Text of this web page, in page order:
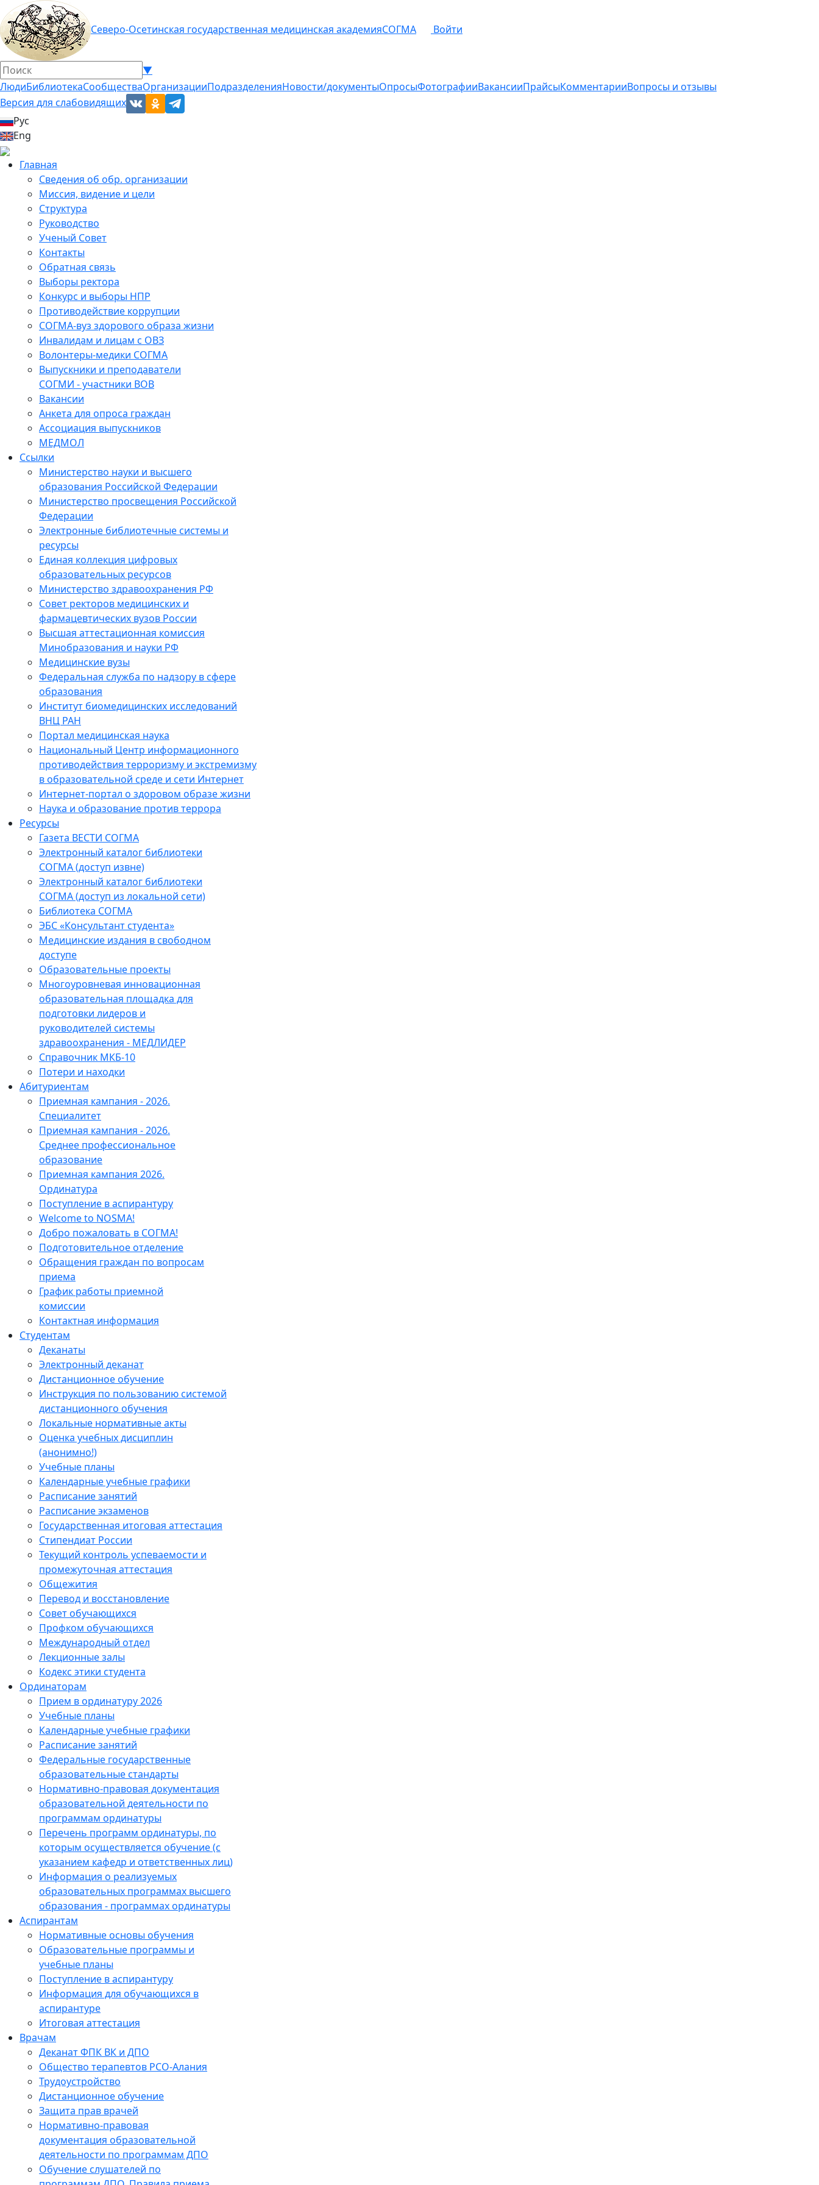
Северо-Осетинская государственная медицинская академияСОГМА Войти
▼
ЛюдиБиблиотекаСообществаОрганизацииПодразделенияНовости/документыОпросыФотографииВакансииПрайсыКомментарииВопросы и отзывы
Версия для слабовидящих
Рус
Eng
Главная
Сведения об обр. организации
Миссия, видение и цели
Структура
Руководство
Ученый Совет
Контакты
Обратная связь
Выборы ректора
Конкурс и выборы НПР
Противодействие коррупции
СОГМА-вуз здорового образа жизни
Инвалидам и лицам с ОВЗ
Волонтеры-медики СОГМА
Выпускники и преподаватели
СОГМИ - участники ВОВ
Вакансии
Анкета для опроса граждан
Ассоциация выпускников
МЕДМОЛ
Ссылки
Министерство науки и высшего
образования Российской Федерации
Министерство просвещения Российской
Федерации
Электронные библиотечные системы и
ресурсы
Единая коллекция цифровых
образовательных ресурсов
Министерство здравоохранения РФ
Совет ректоров медицинских и
фармацевтических вузов России
Высшая аттестационная комиссия
Минобразования и науки РФ
Медицинские вузы
Федеральная служба по надзору в сфере
образования
Институт биомедицинских исследований
ВНЦ РАН
Портал медицинская наука
Национальный Центр информационного
противодействия терроризму и экстремизму
в образовательной среде и сети Интернет
Интернет-портал о здоровом образе жизни
Наука и образование против террора
Ресурсы
Газета ВЕСТИ СОГМА
Электронный каталог библиотеки
СОГМА (доступ извне)
Электронный каталог библиотеки
СОГМА (доступ из локальной сети)
Библиотека СОГМА
ЭБС «Консультант студента»
Медицинские издания в свободном
доступе
Образовательные проекты
Многоуровневая инновационная
образовательная площадка для
подготовки лидеров и
руководителей системы
здравоохранения - МЕДЛИДЕР
Справочник МКБ-10
Потери и находки
Абитуриентам
Приемная кампания - 2026.
Специалитет
Приемная кампания - 2026.
Среднее профессиональное
образование
Приемная кампания 2026.
Ординатура
Поступление в аспирантуру
Welcome to NOSMA!
Добро пожаловать в СОГМА!
Подготовительное отделение
Обращения граждан по вопросам
приема
График работы приемной
комиссии
Контактная информация
Студентам
Деканаты
Электронный деканат
Дистанционное обучение
Инструкция по пользованию системой
дистанционного обучения
Локальные нормативные акты
Оценка учебных дисциплин
(анонимно!)
Учебные планы
Календарные учебные графики
Расписание занятий
Расписание экзаменов
Государственная итоговая аттестация
Стипендиат России
Текущий контроль успеваемости и
промежуточная аттестация
Общежития
Перевод и восстановление
Совет обучающихся
Профком обучающихся
Международный отдел
Лекционные залы
Кодекс этики студента
Ординаторам
Прием в ординатуру 2026
Учебные планы
Календарные учебные графики
Расписание занятий
Федеральные государственные
образовательные стандарты
Нормативно-правовая документация
образовательной деятельности по
программам ординатуры
Перечень программ ординатуры, по
которым осуществляется обучение (с
указанием кафедр и ответственных лиц)
Информация о реализуемых
образовательных программах высшего
образования - программах ординатуры
Аспирантам
Нормативные основы обучения
Образовательные программы и
учебные планы
Поступление в аспирантуру
Информация для обучающихся в
аспирантуре
Итоговая аттестация
Врачам
Деканат ФПК ВК и ДПО
Общество терапевтов РСО-Алания
Трудоустройство
Дистанционное обучение
Защита прав врачей
Нормативно-правовая
документация образовательной
деятельности по программам ДПО
Обучение слушателей по